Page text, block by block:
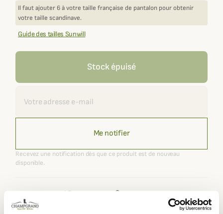
Il faut ajouter 6 à votre taille française de pantalon pour obtenir
votre taille scandinave.
Guide des tailles Sunwill
Stock épuisé
Me notifier
Recevez une notification dès que ce produit est de nouveau
disponible.
Expédié dans
Paiement en